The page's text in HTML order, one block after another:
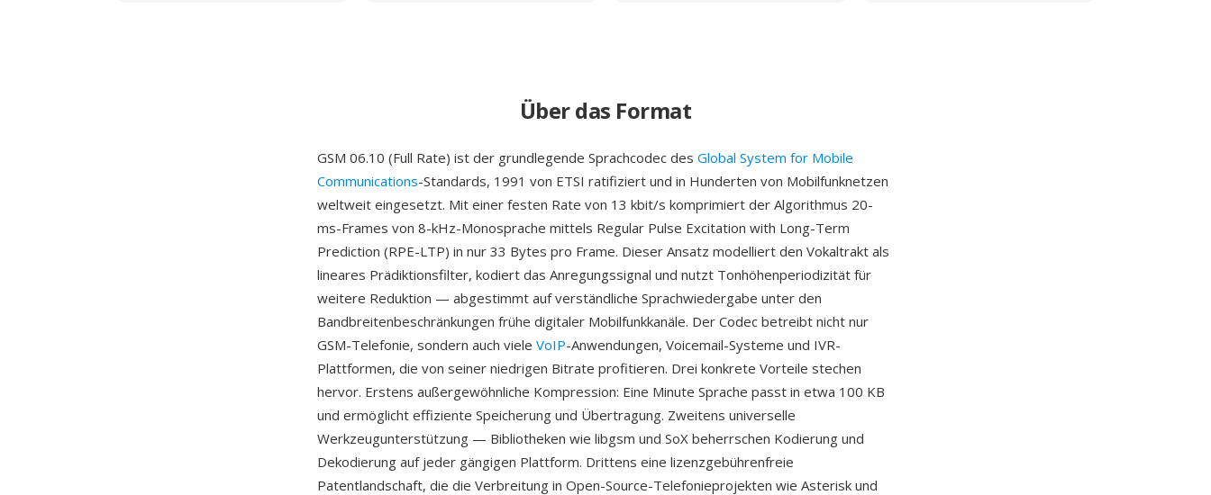
Über das Format
GSM 06.10 (Full Rate) ist der grundlegende Sprachcodec des Global System for Mobile
Communications-Standards, 1991 von ETSI ratifiziert und in Hunderten von Mobilfunknetzen
weltweit eingesetzt. Mit einer festen Rate von 13 kbit/s komprimiert der Algorithmus 20-
ms-Frames von 8-kHz-Monosprache mittels Regular Pulse Excitation with Long-Term
Prediction (RPE-LTP) in nur 33 Bytes pro Frame. Dieser Ansatz modelliert den Vokaltrakt als
lineares Prädiktionsfilter, kodiert das Anregungssignal und nutzt Tonhöhenperiodizität für
weitere Reduktion — abgestimmt auf verständliche Sprachwiedergabe unter den
Bandbreitenbeschränkungen frühe digitaler Mobilfunkkanäle. Der Codec betreibt nicht nur
GSM-Telefonie, sondern auch viele VoIP-Anwendungen, Voicemail-Systeme und IVR-
Plattformen, die von seiner niedrigen Bitrate profitieren. Drei konkrete Vorteile stechen
hervor. Erstens außergewöhnliche Kompression: Eine Minute Sprache passt in etwa 100 KB
und ermöglicht effiziente Speicherung und Übertragung. Zweitens universelle
Werkzeugunterstützung — Bibliotheken wie libgsm und SoX beherrschen Kodierung und
Dekodierung auf jeder gängigen Plattform. Drittens eine lizenzgebührenfreie
Patentlandschaft, die die Verbreitung in Open-Source-Telefonieprojekten wie Asterisk und